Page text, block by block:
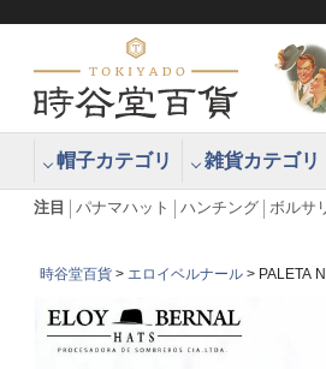
帽子カテゴリ 雑貨カテゴリ
注目 パナマハット ハンチング ボルサ
時谷堂百貨 エロイベルナール PALETA